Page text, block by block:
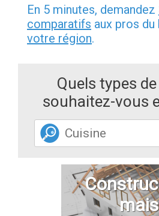
En 5 minutes, demandez
comparatifs aux pros
votre région.
Quels types
souhaitez-vous